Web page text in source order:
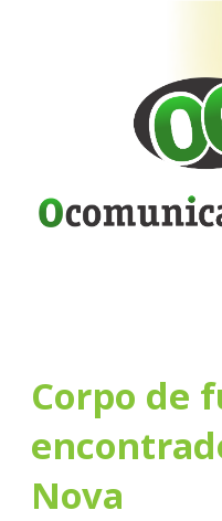
Corpo de
Nova